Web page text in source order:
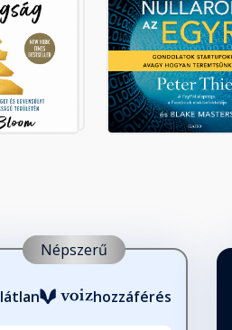
Népszerű
hozzáférés